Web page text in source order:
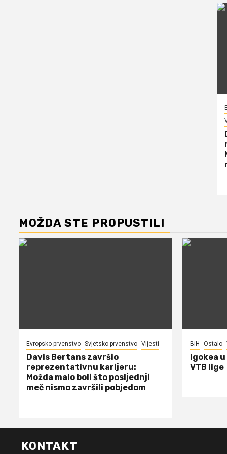
MOŽDA STE PROPUSTILI
Evropsko prvenstvo Svjetsko prvenstvo Vijesti
Davis Bertans završio
reprezentativnu karijeru:
Možda malo boli što posljednji
meč nismo završili pobjedom
BiH Ostalo
Igokea
VTB lige
KONTAKT